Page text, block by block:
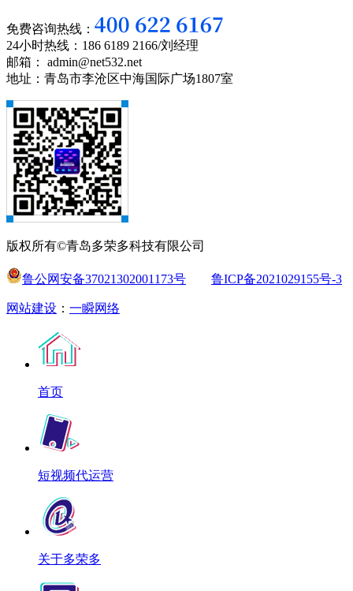
免费咨询热线：
24小时热线：186 6189 2166/刘经理
邮箱： admin@net532.net
地址：青岛市李沧区中海国际广场1807室
版权所有©青岛多荣多科技有限公司
鲁公网安备37021302001173号 鲁ICP备2021029155号-3
网站建设 ： 一瞬网络
首页
短视频代运营
关于多荣多